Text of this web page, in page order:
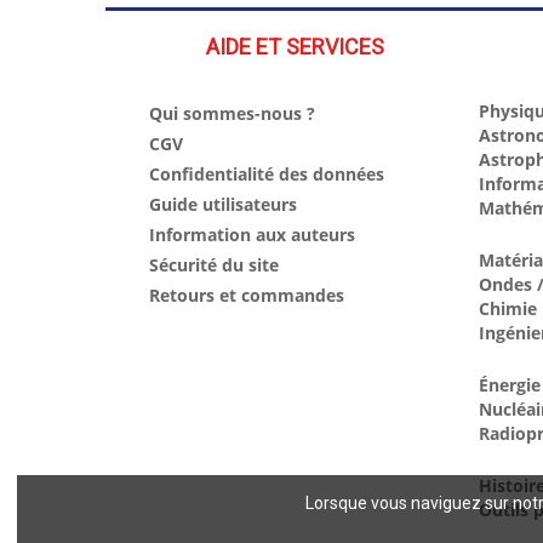
Lorsque vous naviguez sur
AIDE ET SERVICES
Qui sommes-nous ?
CGV
Confidentialité des données
Guide utilisateurs
Information aux auteurs
Sécurité du site
Retours et commandes
Ondes
Chimie
Énergie
Outils